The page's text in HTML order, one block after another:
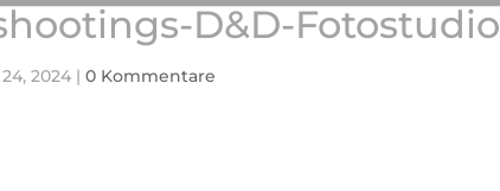
D&D-Fotostudio
2024 | 0 Kommentare